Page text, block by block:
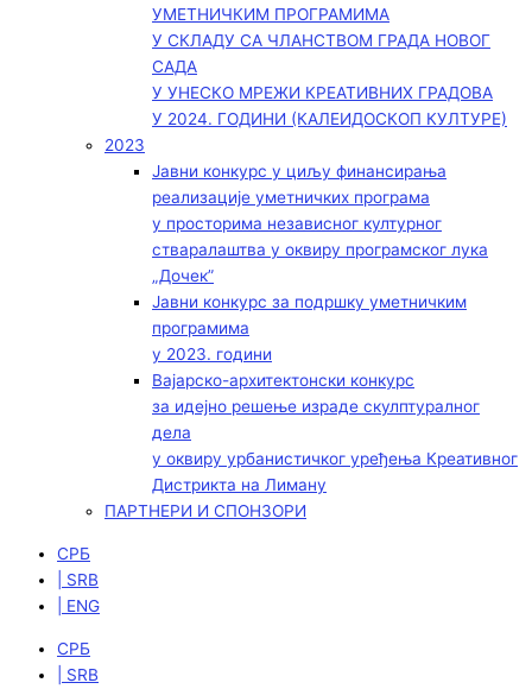
УМЕТНИЧКИМ ПРОГРАМИМА
У СКЛАДУ СА ЧЛАНСТВОМ ГРАДА НОВОГ
САДА
У УНЕСКО МРЕЖИ КРЕАТИВНИХ ГРАДОВА
У 2024. ГОДИНИ (КАЛЕИДОСКОП КУЛТУРЕ)
2023
Јавни конкурс у циљу финансирања
реализације уметничких програма
у просторима независног културног
стваралаштва у оквиру програмског лука
„Дочек”
Јавни конкурс за подршку уметничким
програмима
у 2023. години
Вајарско-архитектонски конкурс
за идејно решење израде скулптуралног
дела
у оквиру урбанистичког уређења Креативног
Дистрикта на Лиману
ПАРТНЕРИ И СПОНЗОРИ
СРБ
| SRB
| ENG
СРБ
| SRB